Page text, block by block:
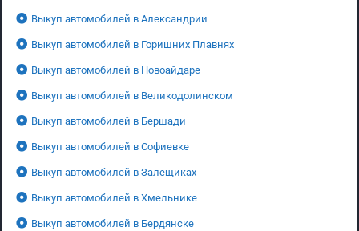
Выкуп автомобилей в Александрии
Выкуп автомобилей в Горишних Плавнях
Выкуп автомобилей в Новоайдаре
Выкуп автомобилей в Великодолинском
Выкуп автомобилей в Бершади
Выкуп автомобилей в Софиевке
Выкуп автомобилей в Залещиках
Выкуп автомобилей в Хмельнике
Выкуп автомобилей в Бердянске